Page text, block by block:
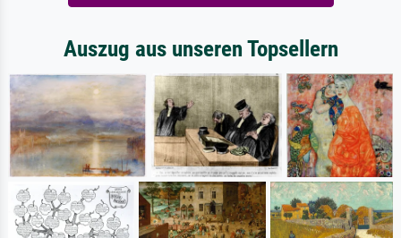
Auszug aus unseren Topsellern